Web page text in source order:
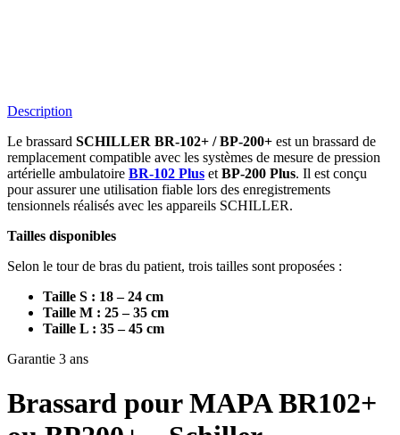
Description
Le brassard SCHILLER BR-102+ / BP-200+ est un brassard de
remplacement compatible avec les systèmes de mesure de pression
artérielle ambulatoire BR-102 Plus etBP-200 Plus. Il est conçu
pour assurer une utilisation fiable lors des enregistrements
tensionnels réalisés avec les appareils SCHILLER.
Tailles disponibles
Selon le tour de bras du patient, trois tailles sont proposées :
Taille S : 18 – 24 cm
Taille M : 25 – 35 cm
Taille L : 35 – 45 cm
Garantie 3 ans
Brassard pour MAPA BR102+